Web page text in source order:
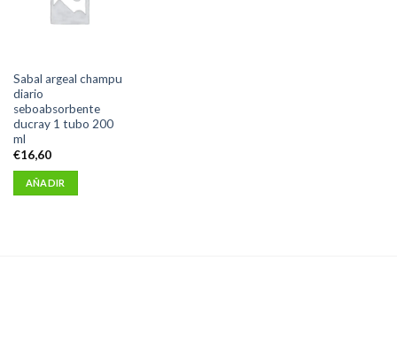
Sabal argeal champu
diario
seboabsorbente
ducray 1 tubo 200
ml
€16,60
AÑADIR